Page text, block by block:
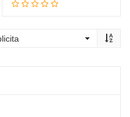
Citeste mai mult